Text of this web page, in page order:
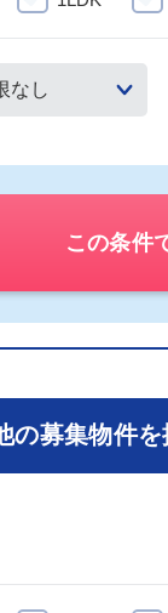
この条件
の募集物件を